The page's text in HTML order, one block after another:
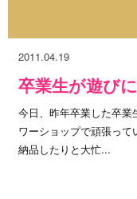
2011.04.19
卒業生が遊び
今日、昨年卒業した卒業
ワーショップで頑張っ
納品したりと大忙...